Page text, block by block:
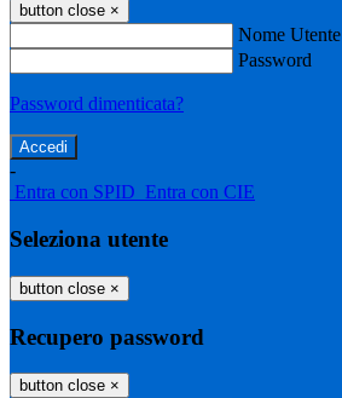
button close ×
Nome Utente
Password
Password dimenticata?
-
Entra con SPID Entra con CIE
Seleziona utente
button close ×
Recupero password
button close ×